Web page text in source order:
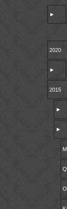
►
2020
►
2015
►
►